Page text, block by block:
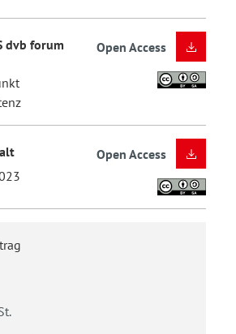
dvb forum
Open Access
Open Access